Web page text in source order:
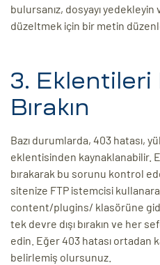
bulursanız, dosyayı yedekleyin
düzeltmek için bir metin
3. Eklentileri
Bırakın
Bazı durumlarda, 403 hatası,
eklentisinden kaynaklanabilir.
bırakarak bu sorunu kontrol
sitenize FTP istemcisi
content/plugins/ klasörüne
tek devre dışı bırakın ve her
edin. Eğer 403 hatası ortadan
belirlemiş olursunuz.